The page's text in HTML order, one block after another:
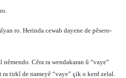
ro. Herinda cewab dayene de pêsero-
Cêra ra wendakaran û “vaye”
ra tirkî de nameyê “vaye” çik o kerd zelal.